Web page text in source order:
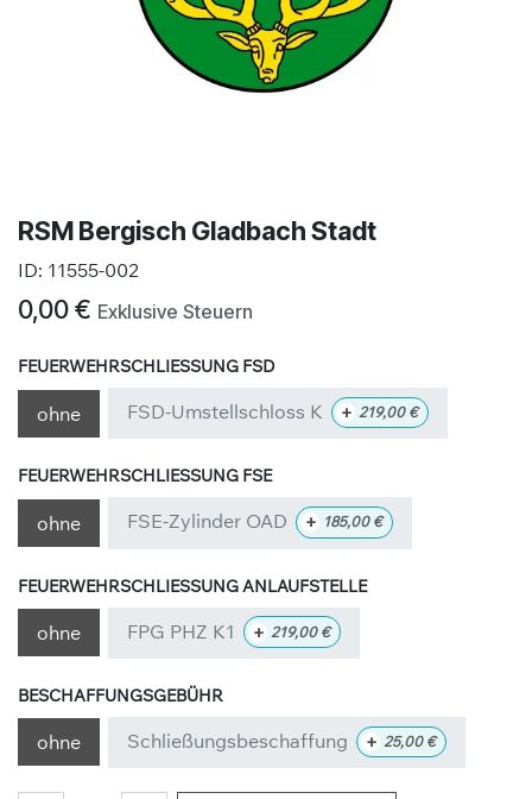
RSM Bergisch Gladbach Stadt
ID: 11555-002
0,00€ Exklusive Steuern
FEUERWEHRSCHLIESSUNG FSD
ohne FSD-Umstellschloss K + 219,00€
FEUERWEHRSCHLIESSUNG FSE
ohne FSE-Zylinder OAD + 185,00€
FEUERWEHRSCHLIESSUNG ANLAUFSTELLE
ohne FPG PHZ K1 + 219,00€
BESCHAFFUNGSGEBÜHR
ohne Schließungsbeschaffung + 25,00€